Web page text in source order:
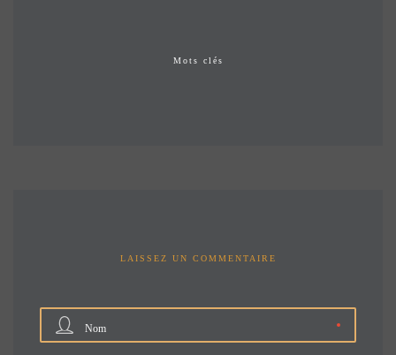
Mots clés
LAISSEZ UN COMMENTAIRE
Nom